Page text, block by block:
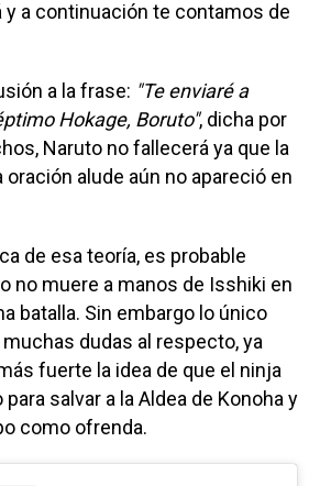
a continuación te contamos de
a la frase: "Te enviaré a
Hokage, Boruto", dicha por
Naruto no fallecerá ya que la
oración alude aún no apareció en
de esa teoría, es probable
no muere a manos de Isshiki en
batalla. Sin embargo lo único
dudas al respecto, ya
fuerte la idea de que el ninja
salvar a la Aldea de Konoha y
como ofrenda.